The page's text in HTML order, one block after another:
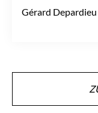
Gérard Depardieu